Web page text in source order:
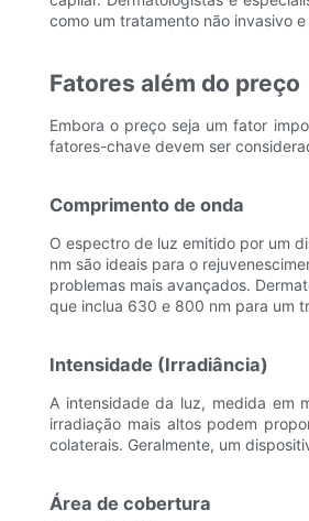
como um tratamento não invasivo
Fatores além do preço
Embora o preço seja um fator
fatores-chave devem ser
Comprimento de onda
O espectro de luz emitido por um
nm são ideais para o
problemas mais avançados.
que inclua 630 e 800 nm para um
Intensidade (Irradiância)
A intensidade da luz, medida em
irradiação mais altos podem
colaterais. Geralmente, um
Área de cobertura